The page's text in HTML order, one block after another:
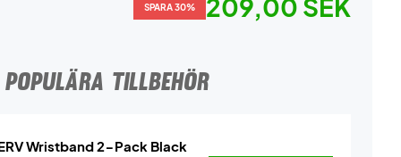
SPARA 30% 209,00 SEK
POPULÄRA TILLBEHÖR
Wristband 2-Pack Black